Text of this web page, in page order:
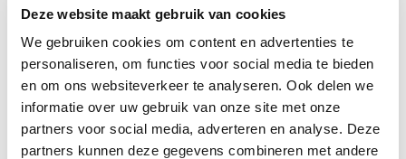
Deze website maakt gebruik van cookies
We gebruiken cookies om content en advertenties te
personaliseren, om functies voor social media te bieden
en om ons websiteverkeer te analyseren. Ook delen we
informatie over uw gebruik van onze site met onze
partners voor social media, adverteren en analyse. Deze
partners kunnen deze gegevens combineren met andere
verwijzen we je graag door naar de website van
krantenbezorgen.nl . Daar kun je je eenvoudig
aanmelden om de krant te bezorgen in Giessen.
We hopen dat je snel aan de slag kunt en wensen
je veel succes! 🚴‍♂️💨